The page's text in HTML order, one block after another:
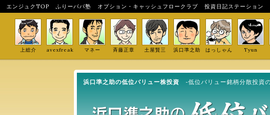
エンジュクTOP ふりーパパ塾 オプション・キャッシュフロークラブ 投資日記ステーション
上総介 avexfreak マネー 斉藤正章 土屋賢三 浜口準之助 はっしゃん Tyun
浜口準之助の低位バリュー株投資 -低位バリュー銘柄分散投資